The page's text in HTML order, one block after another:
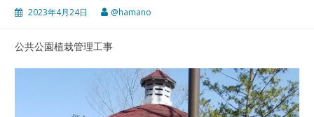
2023年4月24日 @hamano
公共公園植栽管理工事